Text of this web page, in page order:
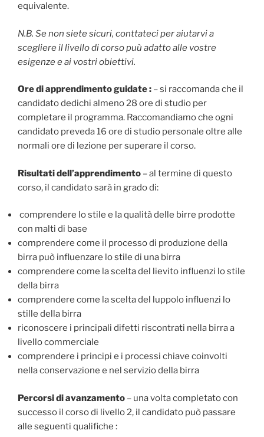
equivalente.
N.B. Se non siete sicuri, conttateci per aiutarvi a
scegliere il livello di corso puù adatto alle vostre
esigenze e ai vostri obiettivi.
Ore di apprendimento guidate : – si raccomanda che il
candidato dedichi almeno 28 ore di studio per
completare il programma. Raccomandiamo che ogni
candidato preveda 16 ore di studio personale oltre alle
normali ore di lezione per superare il corso.
Risultati dell’apprendimento – al termine di questo
corso, il candidato sarà in grado di:
comprendere lo stile e la qualità delle birre prodotte
con malti di base
comprendere come il processo di produzione della
birra può influenzare lo stile di una birra
comprendere come la scelta del lievito influenzi lo stile
della birra
comprendere come la scelta del luppolo influenzi lo
stille della birra
riconoscere i principali difetti riscontrati nella birra a
livello commerciale
comprendere i principi e i processi chiave coinvolti
nella conservazione e nel servizio della birra
Percorsi di avanzamento – una volta completato con
successo il corso di livello 2, il candidato può passare
alle seguenti qualifiche :